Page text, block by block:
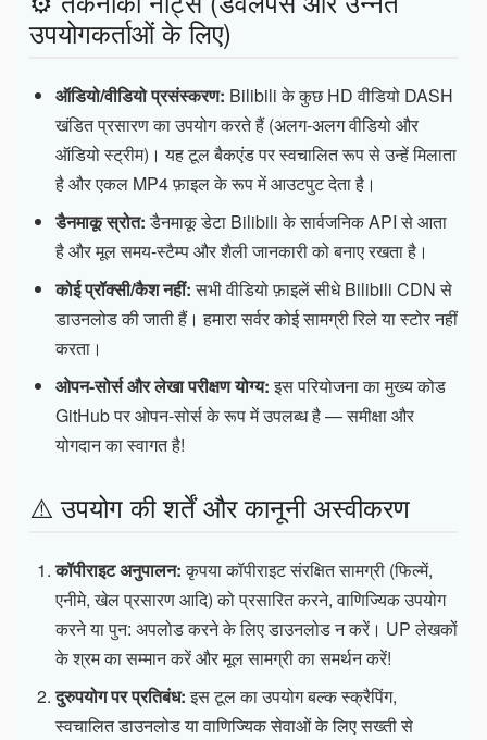
उपयोगकर्ताओं के लिए)
ऑडियो/वीडियो प्रसंस्करण: Bilibili के कुछ HD वीडियो DASH
खंडित प्रसारण का उपयोग करते हैं (अलग-अलग वीडियो और
ऑडियो स्ट्रीम)। यह टूल बैकएंड पर स्वचालित रूप से उन्हें मिलाता
है और एकल MP4 फ़ाइल के रूप में आउटपुट देता है।
डैनमाकू स्रोत:डैनमाकू डेटा Bilibili के सार्वजनिक API से आता
है और मूल समय-स्टैम्प और शैली जानकारी को बनाए रखता है।
कोई प्रॉक्सी/कैश नहीं:सभी वीडियो फ़ाइलें सीधे Bilibili CDN से
डाउनलोड की जाती हैं। हमारा सर्वर कोई सामग्री रिले या स्टोर नहीं
करता।
ओपन-सोर्स और लेखा परीक्षण योग्य:इस परियोजना का मुख्य कोड
GitHub पर ओपन-सोर्स के रूप में उपलब्ध है — समीक्षा और
योगदान का स्वागत है!
⚠️ उपयोग की शर्तें और कानूनी अस्वीकरण
कॉपीराइट अनुपालन:कृपया कॉपीराइट संरक्षित सामग्री (फिल्में,
एनीमे, खेल प्रसारण आदि) को प्रसारित करने, वाणिज्यिक उपयोग
करने या पुन: अपलोड करने के लिए डाउनलोड न करें। UP लेखकों
के श्रम का सम्मान करें और मूल सामग्री का समर्थन करें!
दुरुपयोग पर प्रतिबंध:इस टूल का उपयोग बल्क स्क्रैपिंग,
स्वचालित डाउनलोड या वाणिज्यिक सेवाओं के लिए सख्ती से